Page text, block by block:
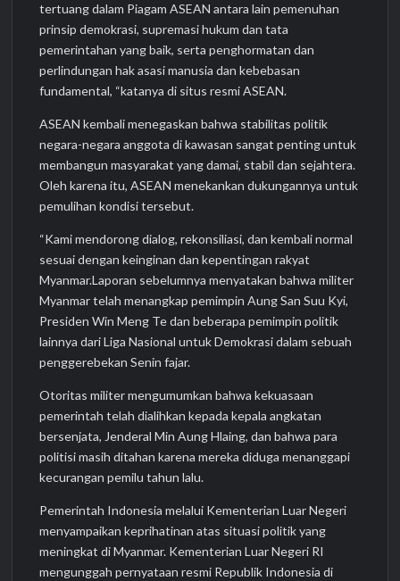
tertuang dalam Piagam ASEAN antara lain pemenuhan
prinsip demokrasi, supremasi hukum dan tata
pemerintahan yang baik, serta penghormatan dan
perlindungan hak asasi manusia dan kebebasan
fundamental, “katanya di situs resmi ASEAN.
ASEAN kembali menegaskan bahwa stabilitas politik
negara-negara anggota di kawasan sangat penting untuk
membangun masyarakat yang damai, stabil dan sejahtera.
Oleh karena itu, ASEAN menekankan dukungannya untuk
pemulihan kondisi tersebut.
“Kami mendorong dialog, rekonsiliasi, dan kembali normal
sesuai dengan keinginan dan kepentingan rakyat
Myanmar.Laporan sebelumnya menyatakan bahwa militer
Myanmar telah menangkap pemimpin Aung San Suu Kyi,
Presiden Win Meng Te dan beberapa pemimpin politik
lainnya dari Liga Nasional untuk Demokrasi dalam sebuah
penggerebekan Senin fajar.
Otoritas militer mengumumkan bahwa kekuasaan
pemerintah telah dialihkan kepada kepala angkatan
bersenjata, Jenderal Min Aung Hlaing, dan bahwa para
politisi masih ditahan karena mereka diduga menanggapi
kecurangan pemilu tahun lalu.
Pemerintah Indonesia melalui Kementerian Luar Negeri
menyampaikan keprihatinan atas situasi politik yang
meningkat di Myanmar. Kementerian Luar Negeri RI
mengunggah pernyataan resmi Republik Indonesia di